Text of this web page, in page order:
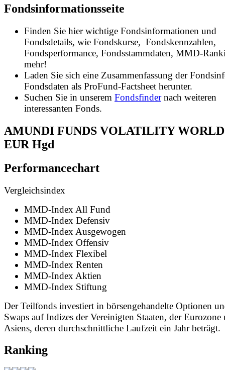
Fondsinformationsseite
Finden Sie hier wichtige Fondsinformationen und
Fondsdetails, wie Fondskurse, Fondskennzahlen,
Fondsperformance, Fondsstammdaten, MMD-
mehr!
Laden Sie sich eine Zusammenfassung der
Fondsdaten als ProFund-Factsheet herunter.
Suchen Sie in unserem Fondsfindernach weiteren
interessanten Fonds.
AMUNDI FUNDS VOLATILITY
EUR Hgd
Performancechart
Vergleichsindex
MMD-Index All Fund
MMD-Index Defensiv
MMD-Index Ausgewogen
MMD-Index Offensiv
MMD-Index Flexibel
MMD-Index Renten
MMD-Index Aktien
MMD-Index Stiftung
Der Teilfonds investiert in börsengehandelte Optionen
Swaps auf Indizes der Vereinigten Staaten, der Eurozone
Asiens, deren durchschnittliche Laufzeit ein Jahr beträgt.
Ranking